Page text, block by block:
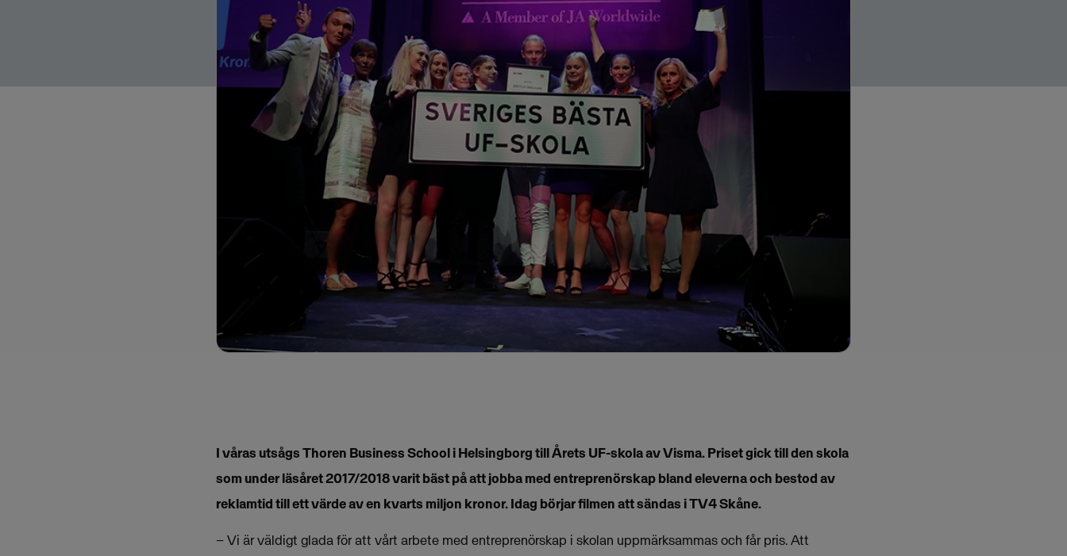
I våras utsågs Thoren Business School i Helsingborg till Årets UF-skola av Visma. Priset gick till den skola
som under läsåret 2017/2018 varit bäst på att jobba med entreprenörskap bland eleverna och bestod av
reklamtid till ett värde av en kvarts miljon kronor. Idag börjar filmen att sändas i TV4 Skåne.
– Vi är väldigt glada för att vårt arbete med entreprenörskap i skolan uppmärksammas och får pris. Att